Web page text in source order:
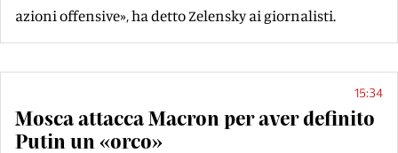
azioni offensive», ha detto Zelensky ai giornalisti.
15:34
Mosca attacca Macron per aver definito
Putin un «orco»